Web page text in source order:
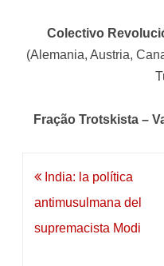
Colectivo
(Alemania, Austria,
Fração Trotskista –
Navegación
de
entradas
India: la política
antimusulmana del
supremacista Modi